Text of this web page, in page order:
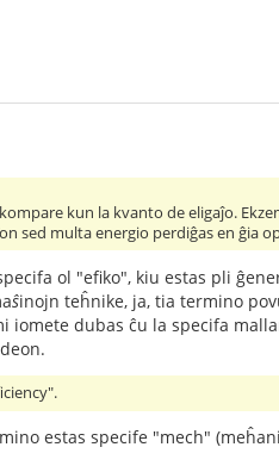
kun la kvanto de eligaĵo.
sed multa energio perdiĝas en ĝia
ol "efiko", kiu estas pli
ŝinojn teĥnike, ja, tia termino
dubas ĉu la specifa
estas specife "mech"